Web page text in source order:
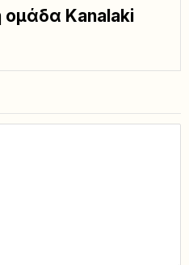
ομάδα Kanalaki